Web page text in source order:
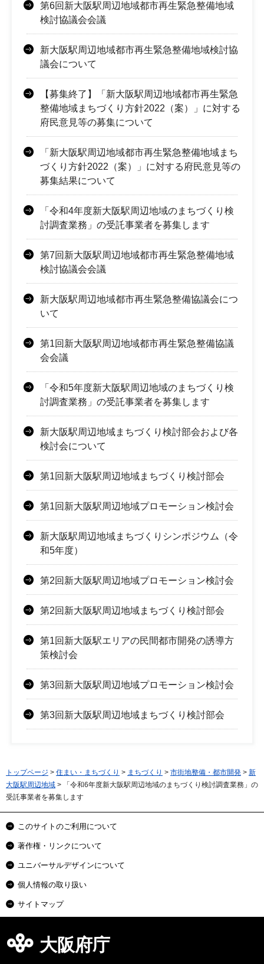
第6回新大阪駅周辺地域都市再生緊急整備地域
検討協議会会議
新大阪駅周辺地域都市再生緊急整備地域検討協
議会について
【募集終了】「新大阪駅周辺地域都市再生緊急
整備地域まちづくり方針2022（案）」に対する
府民意見等の募集について
「新大阪駅周辺地域都市再生緊急整備地域まち
づくり方針2022（案）」に対する府民意見等の
募集結果について
「令和4年度新大阪駅周辺地域のまちづくり検
討調査業務」の受託事業者を募集します
第7回新大阪駅周辺地域都市再生緊急整備地域
検討協議会会議
新大阪駅周辺地域都市再生緊急整備協議会につ
いて
第1回新大阪駅周辺地域都市再生緊急整備協議
会会議
「令和5年度新大阪駅周辺地域のまちづくり検
討調査業務」の受託事業者を募集します
新大阪駅周辺地域まちづくり検討部会および各
検討会について
第1回新大阪駅周辺地域まちづくり検討部会
第1回新大阪駅周辺地域プロモーション検討会
新大阪駅周辺地域まちづくりシンポジウム（令
和5年度）
第2回新大阪駅周辺地域プロモーション検討会
第2回新大阪駅周辺地域まちづくり検討部会
第1回新大阪駅エリアの民間都市開発の誘導方
策検討会
第3回新大阪駅周辺地域プロモーション検討会
第3回新大阪駅周辺地域まちづくり検討部会
トップページ > 住まい・まちづくり > まちづくり > 市街地整備・都市開発 > 新
大阪駅周辺地域 > 「令和6年度新大阪駅周辺地域のまちづくり検討調査業務」の
受託事業者を募集します
このサイトのご利用について
著作権・リンクについて
ユニバーサルデザインについて
個人情報の取り扱い
サイトマップ
大阪府庁